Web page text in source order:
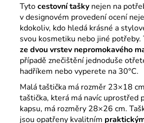
Tytocestovnítašky nejen na
v designovém provedení ocení
kdokoliv, kdo hledá krásné a
svou kosmetiku nebo jiné potřeby.
ze dvou vrstev nepromokavého
případě znečištění jednoduše
hadříkem nebo vyperete na 30°C.
Malá taštička má rozměr 23×18
taštička, která má navíc uprostřed
kapsu, má rozměry 28×26 cm.
jsou opatřeny kvalitním